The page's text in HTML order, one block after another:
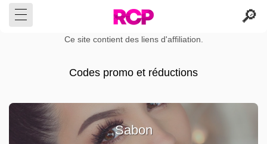
Ce site contient des liens d'affiliation.
Codes promo et réductions
Sabon